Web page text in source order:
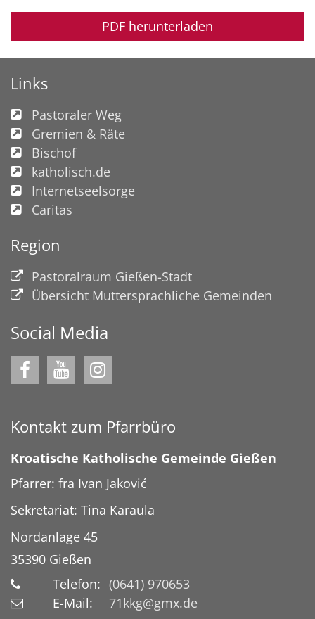
PDF herunterladen
Links
Pastoraler Weg
Gremien & Räte
Bischof
katholisch.de
Internetseelsorge
Caritas
Region
Pastoralraum Gießen-Stadt
Übersicht Muttersprachliche Gemeinden
Social Media
Kontakt zum Pfarrbüro
Kroatische Katholische Gemeinde Gießen
Pfarrer: fra Ivan Jaković
Sekretariat: Tina Karaula
Nordanlage 45
35390 Gießen
Telefon: (0641) 970653
E-Mail:
71kkg@gmx.de